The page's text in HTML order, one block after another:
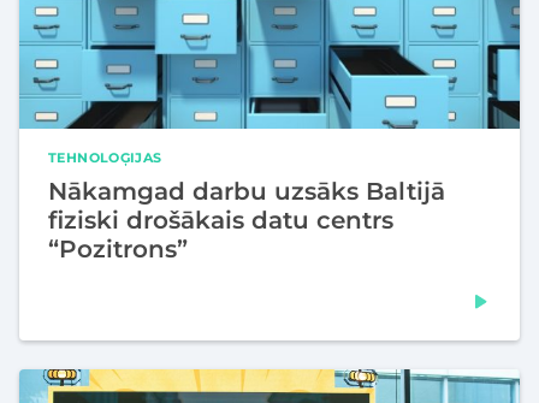
TEHNOLOĢIJAS
Nākamgad darbu uzsāks Baltijā
fiziski drošākais datu centrs
“Pozitrons”